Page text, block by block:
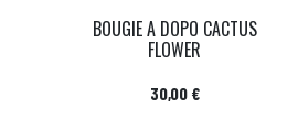
BOUGIE A DOPO CACTUS
FLOWER
Prix
30,00 €